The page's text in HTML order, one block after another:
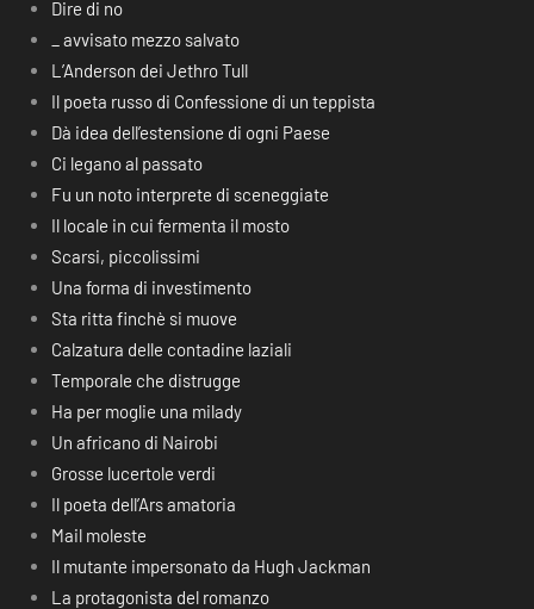
Dire di no
_ avvisato mezzo salvato
L’Anderson dei Jethro Tull
Il poeta russo di Confessione di un teppista
Dà idea dell’estensione di ogni Paese
Ci legano al passato
Fu un noto interprete di sceneggiate
Il locale in cui fermenta il mosto
Scarsi, piccolissimi
Una forma di investimento
Sta ritta finchè si muove
Calzatura delle contadine laziali
Temporale che distrugge
Ha per moglie una milady
Un africano di Nairobi
Grosse lucertole verdi
Il poeta dell’Ars amatoria
Mail moleste
Il mutante impersonato da Hugh Jackman
La protagonista del romanzo